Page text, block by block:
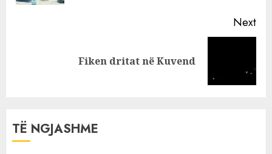
Next
Fiken dritat në Kuvend
TË NGJASHME